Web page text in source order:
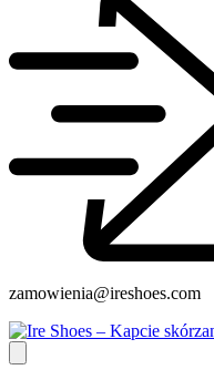
zamowienia@ireshoes.com